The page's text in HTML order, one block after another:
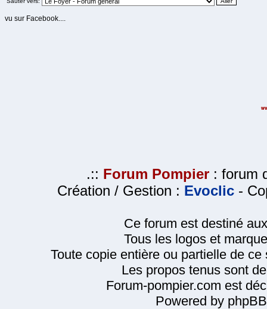
vu sur Facebook....
.:: Forum Pompier : forum
Création / Gestion : Evoclic -
Ce forum est destiné
Tous les logos et
Toute copie entière ou partielle de
Les propos tenus sont
Forum-pompier.com est
Powered by